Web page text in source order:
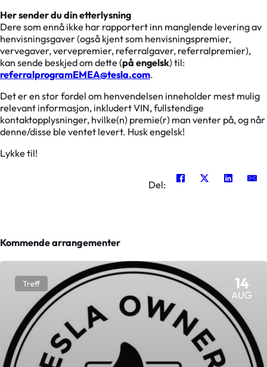
Her sender du din etterlysning
Dere som ennå ikke har rapportert inn manglende levering av
henvisningsgaver (også kjent som henvisningspremier,
vervegaver, vervepremier, referralgaver, referralpremier),
kan sende beskjed om dette (på engelsk) til:
referralprogramEMEA@tesla.com.
Det er en stor fordel om henvendelsen inneholder mest mulig
relevant informasjon, inkludert VIN, fullstendige
kontaktopplysninger, hvilke(n) premie(r) man venter på, og når
denne/disse ble ventet levert. Husk engelsk!
Lykke til!
Del:
Kommende arrangementer
Treff 14
AUG